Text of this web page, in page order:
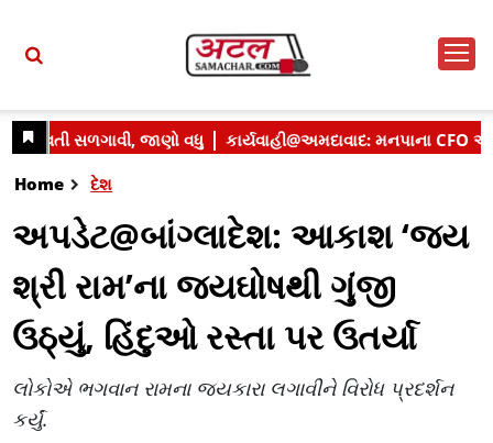
Home દેશ
અપડેટ@બાંગ્લાદેશ: આકાશ ‘જય
શ્રી રામ’ના જયઘોષથી ગુંજી
ઉઠ્યું, હિંદુઓ રસ્તા પર ઉતર્યા
લોકોએ ભગવાન રામના જયકારા લગાવીને વિરોધ પ્રદર્શન
કર્યું.